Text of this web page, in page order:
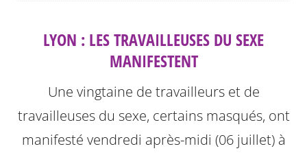
LYON : LES TRAVAILLEUSES DU SEXE
MANIFESTENT
Une vingtaine de travailleurs et de
travailleuses du sexe, certains masqués, ont
manifesté vendredi après-midi (06 juillet) à